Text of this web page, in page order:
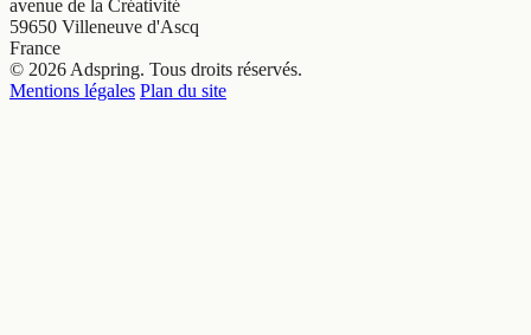
avenue de la Créativité
59650 Villeneuve d'Ascq
France
© 2026 Adspring. Tous droits réservés.
Mentions légales Plan du site